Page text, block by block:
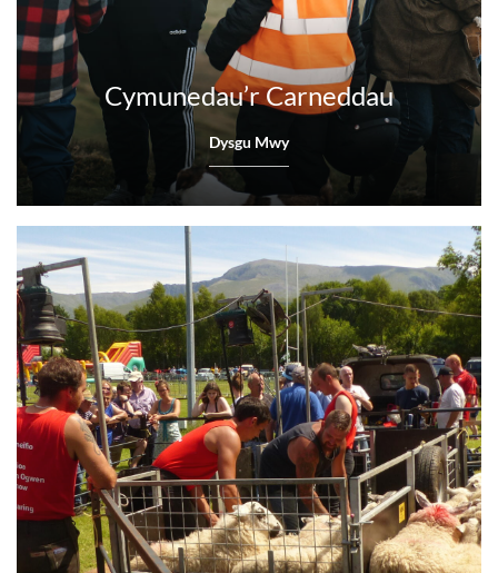
Cymunedau’r Carneddau
Dysgu Mwy